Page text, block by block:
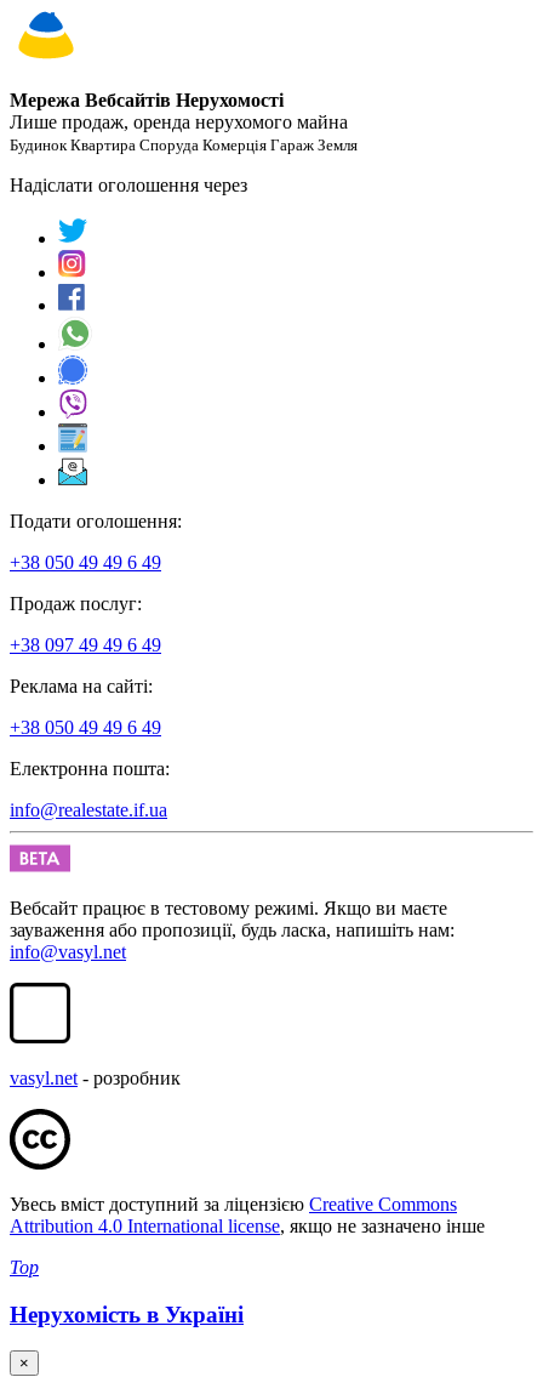
Мережа Вебсайтів Нерухомості
Лише продаж, оренда нерухомого майна
Будинок Квартира Споруда Комерція Гараж Земля
Надіслати оголошення через
Подати оголошення:
+38 050 49 49 6 49
Продаж послуг:
+38 097 49 49 6 49
Реклама на сайті:
+38 050 49 49 6 49
Електронна пошта:
info@realestate.if.ua
Вебсайт працює в тестовому режимі. Якщо ви маєте
зауваження або пропозиції, будь ласка, напишіть нам:
info@vasyl.net
vasyl.net - розробник
Увесь вміст доступний за ліцензією Creative Commons
Attribution 4.0 International license, якщо не зазначено інше
Top
Нерухомість в Україні
×